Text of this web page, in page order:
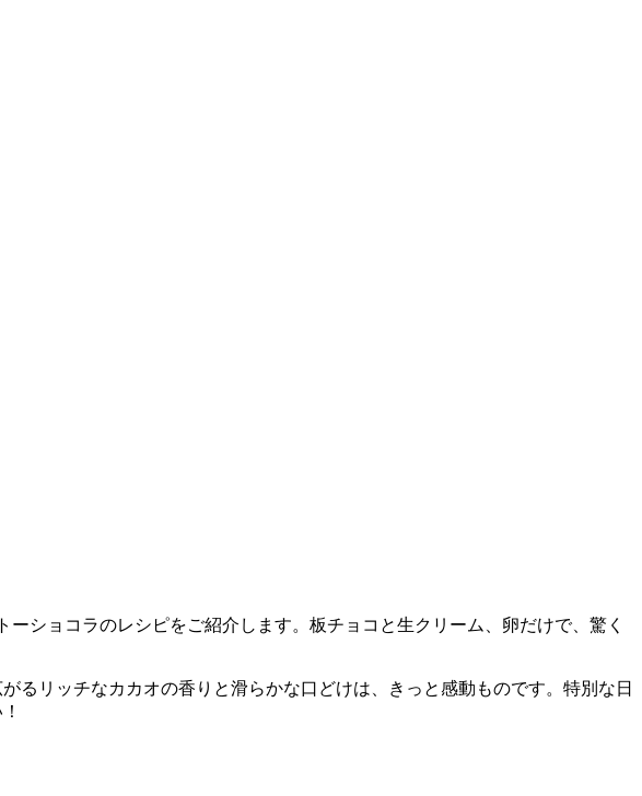
ショコラのレシピをご紹介します。板チョコと生クリーム、卵だけで、驚く
るリッチなカカオの香りと滑らかな口どけは、きっと感動ものです。特別な日